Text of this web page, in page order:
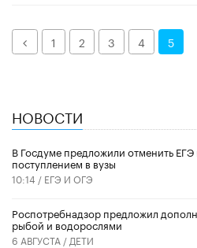
Назад1 2 3 4 5
НОВОСТИ
В Госдуме предложили отменить
поступлением в вузы
10:14 / ЕГЭ И ОГЭ
Роспотребнадзор предложил
рыбой и водорослями
6 АВГУСТА / ДЕТИ